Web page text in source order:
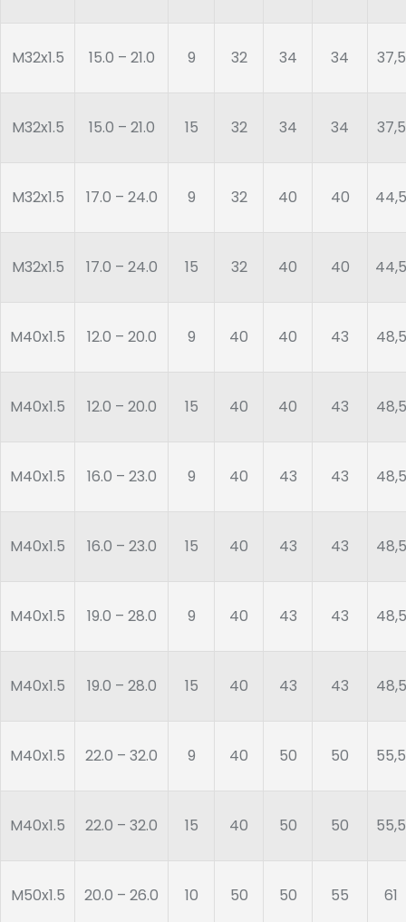
M32x1.5 15.0 – 21.0 9 32 34 34 37,5
M32x1.5 15.0 – 21.0 15 32 34 34 37,5
M32x1.5 17.0 – 24.0 9 32 40 40 44,5
M32x1.5 17.0 – 24.0 15 32 40 40 44,5
M40x1.5 12.0 – 20.0 9 40 40 43 48,5
M40x1.5 12.0 – 20.0 15 40 40 43 48,5
M40x1.5 16.0 – 23.0 9 40 43 43 48,5
M40x1.5 16.0 – 23.0 15 40 43 43 48,5
M40x1.5 19.0 – 28.0 9 40 43 43 48,5
M40x1.5 19.0 – 28.0 15 40 43 43 48,5
M40x1.5 22.0 – 32.0 9 40 50 50 55,5
M40x1.5 22.0 – 32.0 15 40 50 50 55,5
M50x1.5 20.0 – 26.0 10 50 50 55 61